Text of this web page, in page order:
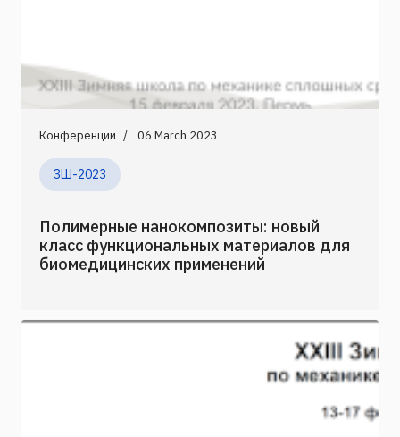
Конференции 06 March 2023
ЗШ-2023
Полимерные нанокомпозиты: новый
класс функциональных материалов для
биомедицинских применений